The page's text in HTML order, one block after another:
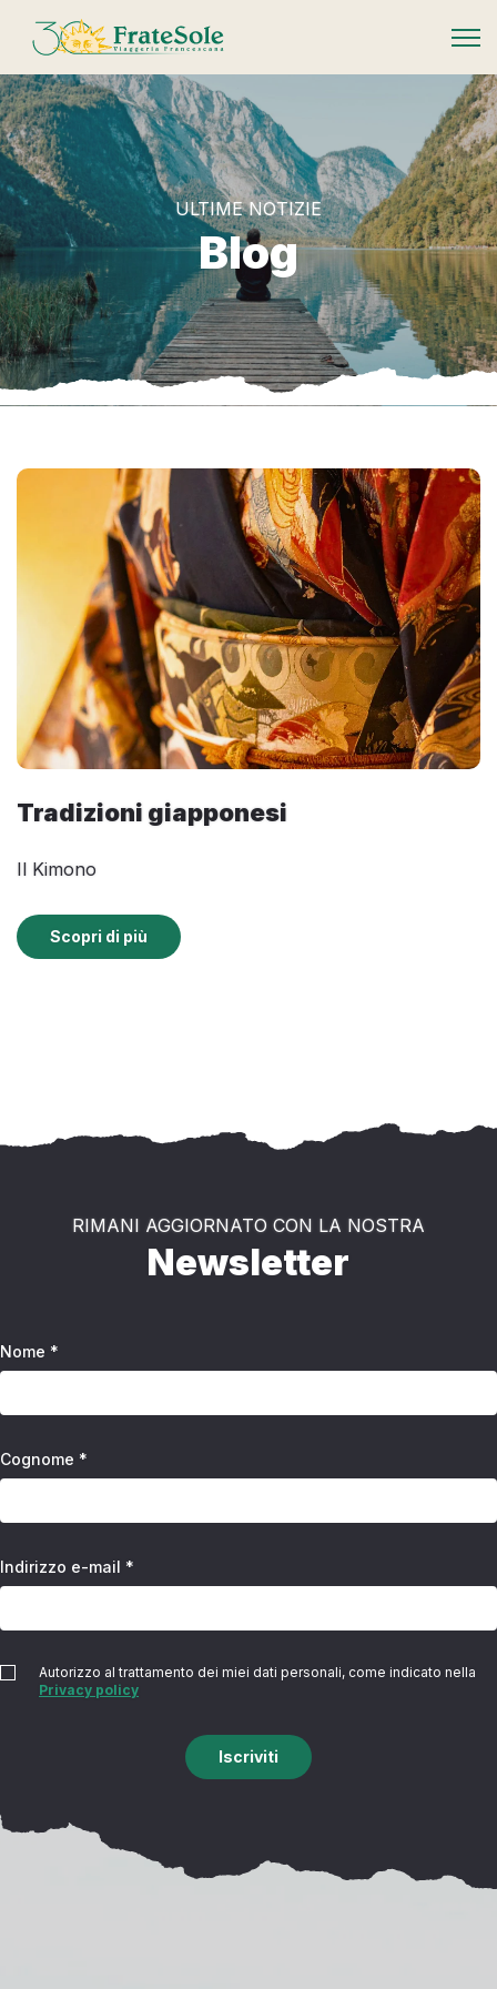
FrateSole Viaggeria Francescana
ULTIME NOTIZIE
Blog
Tradizioni giapponesi
Il Kimono
Scopri di più
RIMANI AGGIORNATO CON LA NOSTRA
Newsletter
Nome *
Cognome *
Indirizzo e-mail *
Autorizzo al trattamento dei miei dati personali, come indicato nella
Privacy policy
Iscriviti